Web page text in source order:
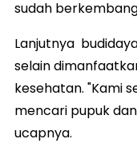
sudah
Lanjutnya
selain
kesehatan. "Kami
mencari pupuk
ucapnya.